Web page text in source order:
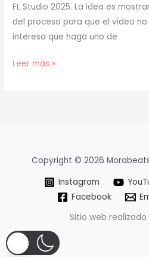
FL Studio 2025. La idea es
del proceso para que el video
interesa que haga uno de
[
Leer más »
Copyright © 2026
Instagram
Facebook
Sitio web